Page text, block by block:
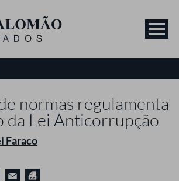
normas regulamenta
da Lei Anticorrupção
Faraco